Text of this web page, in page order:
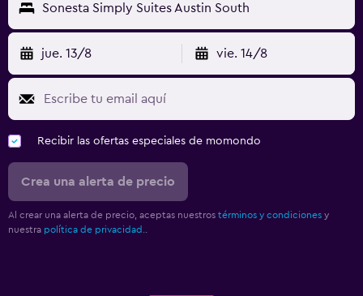
Sonesta Simply Suites Austin South
jue. 13/8 vie. 14/8
Recibir las ofertas especiales de momondo
Crea una alerta de precio
Al crear una alerta de precio, aceptas nuestros términos y condiciones y
nuestra política de privacidad.